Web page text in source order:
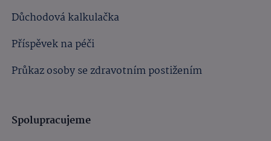
Důchodová kalkulačka
Příspěvek na péči
Průkaz osoby se zdravotním postižením
Spolupracujeme